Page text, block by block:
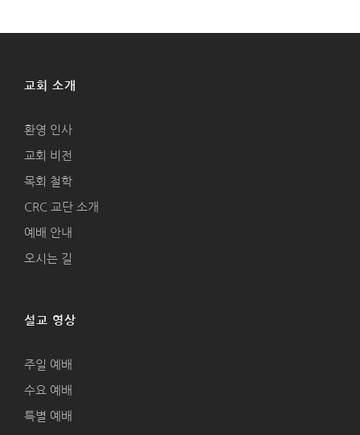
교회 소개
환영 인사
교회 비전
목회 철학
CRC 교단 소개
예배 안내
오시는 길
설교 영상
주일 예배
수요 예배
특별 예배